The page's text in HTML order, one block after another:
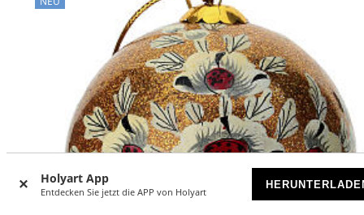
Holyart App
Entdecken Sie jetzt die APP von Holyart